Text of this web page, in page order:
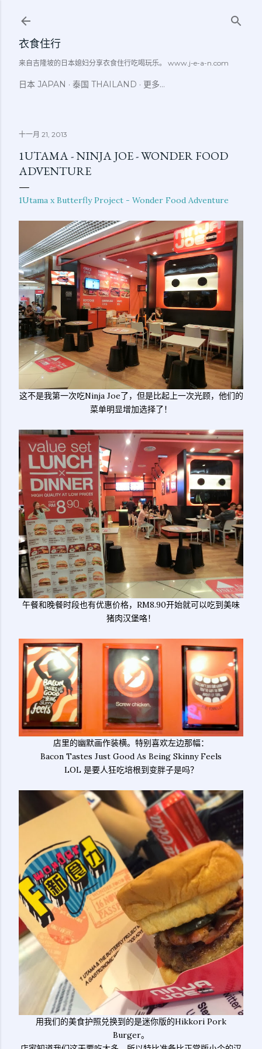
衣食住行
来自吉隆坡的日本媳妇分享衣食住行吃喝玩乐。 www.j-e-a-n.com
日本 JAPAN 泰国 THAILAND 更多…
十一月 21, 2013
1UTAMA - NINJA JOE - WONDER FOOD
ADVENTURE
1Utama x Butterfly Project - Wonder Food Adventure
这不是我第一次吃Ninja Joe了，但是比起上一次光顾，他们的
菜单明显增加选择了！
午餐和晚餐时段也有优惠价格，RM8.90开始就可以吃到美味
猪肉汉堡咯！
店里的幽默画作装横。特别喜欢左边那幅：
Bacon Tastes Just Good As Being Skinny Feels
LOL 是要人狂吃培根到变胖子是吗？
用我们的美食护照兑换到的是迷你版的Hikkori Pork
Burger。